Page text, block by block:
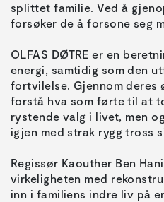
splittet familie. Ved å
forsøker de å forsone seg
OLFAS DØTRE er en
energi, samtidig som den
fortvilelse. Gjennom deres
forstå hva som førte til at
rystende valg i livet, men
igjen med strak rygg tross
Regissør Kaouther Ben
virkeligheten med
inn i familiens indre liv på